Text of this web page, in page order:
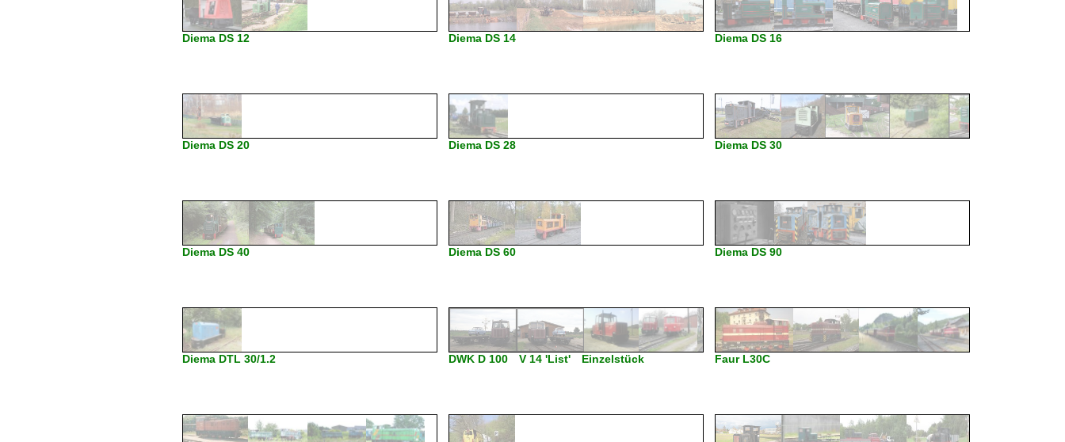
Diema DS 12 Diema DS 14 Diema DS 16
Diema DS 20 Diema DS 28 Diema DS 30
Diema DS 40 Diema DS 60 Diema DS 90
Diema DTL 30/1.2 DWK D 100 V 14 'List' Einzelstück Faur L30C